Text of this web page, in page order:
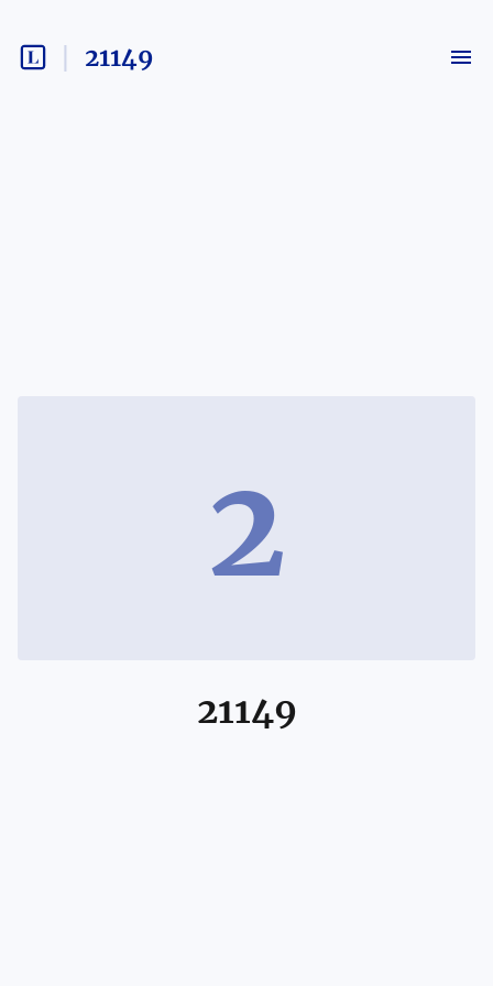
21149
2
21149